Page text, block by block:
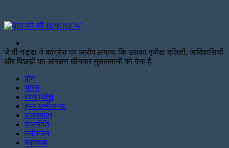
for
जे पी नड्डा ने कांग्रेस पर आरोप लगाया कि उसका एजेंडा दलितों, आदिवासियों
और पिछड़ों का आरक्षण छीनकर मुसलमानों को देना है
होम
भारत
मध्यप्रदेश
हमर छत्तीसगढ़
राजस्थान
राजनीति
मनोरंजन
स्वास्थ्य